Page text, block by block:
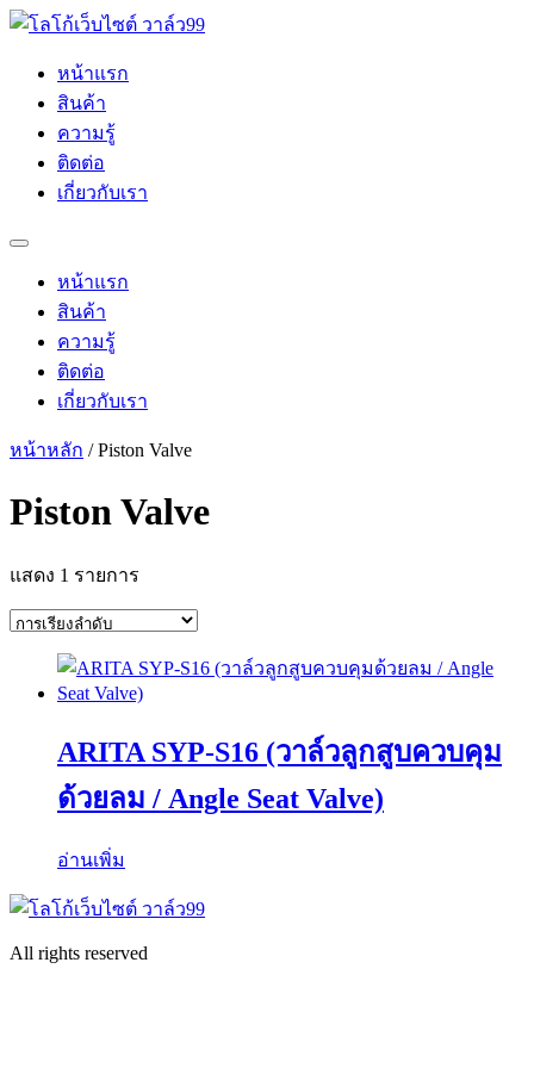
Skip
หน้าแรก
สินค้า
ความรู้
ติดต่อ
เกี่ยวกับเรา
หน้าแรก
สินค้า
ความรู้
ติดต่อ
เกี่ยวกับเรา
หน้าหลัก / Piston Valve
Piston Valve
แสดง 1 รายการ
ARITA SYP-S16 (วาล์วลูกสูบควบคุม
ด้วยลม / Angle Seat Valve)
อ่านเพิ่ม
All rights reserved